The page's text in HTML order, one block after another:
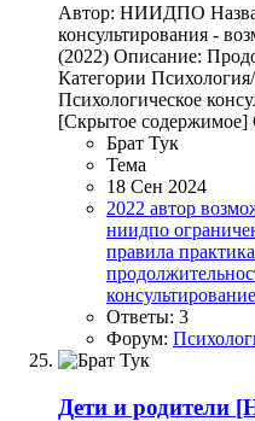
Автор: НИИДПО
консультирования -
(2022) Описание:
Категории
Психологическое
[Скрытое содержимое]
Брат Тук
Тема
18 Сен 2024
2022 автор
ниидпо
правила практика
консультирование
Ответы: 3
Форум:
Дети и родители